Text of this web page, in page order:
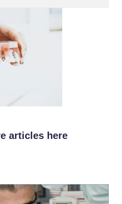
articles here